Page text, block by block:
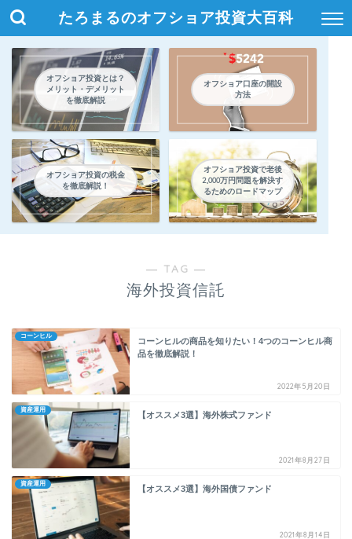
たろまるのオフショア投資大百科
オフショア投資とは？
メリット・デメリット
を徹底解説
オフショア口座の開設
方法
オフショア投資の税金
を徹底解説！
オフショア投資で老後
2,000万円問題を解決す
るためのロードマップ
― TAG ―
海外投資信託
コーンヒル
コーンヒルの商品を知りたい！4つのコーンヒル商
品を徹底解説！
2022年5月20日
資産運用
【オススメ3選】海外株式ファンド
2021年8月27日
資産運用
【オススメ3選】海外国債ファンド
2021年8月14日